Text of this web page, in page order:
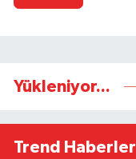
Yükleniyor...
Trend Haberler